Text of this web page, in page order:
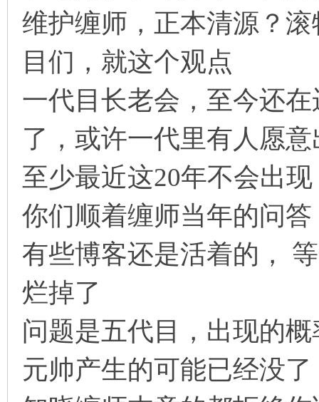
维护缠师，正本清源？
目们，就这个观点
一代目长老会，至今还
了，或许一代里有人愿
至少最近这20年不会出现
你们顺着缠师当年的问
有些博客还是活着的，
烂掉了
问题是五代目，出现的
元帅产生的可能已经没了